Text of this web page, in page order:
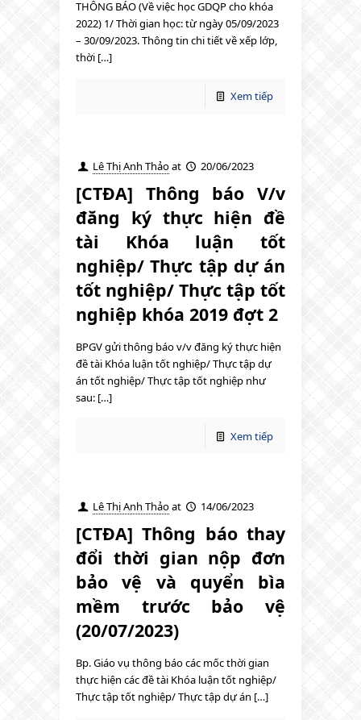
THÔNG BÁO (Về việc học GDQP cho khóa
2022) 1/ Thời gian học: từ ngày 05/09/2023
– 30/09/2023. Thông tin chi tiết về xếp lớp,
thời […]
Xem tiếp
Lê Thị Anh Thảoat 20/06/2023
[CTĐA] Thông báo V/v
đăng ký thực hiện đề
tài Khóa luận tốt
nghiệp/ Thực tập dự án
tốt nghiệp/ Thực tập tốt
nghiệp khóa 2019 đợt 2
BPGV gửi thông báo v/v đăng ký thực hiện
đề tài Khóa luận tốt nghiệp/ Thực tập dự
án tốt nghiệp/ Thực tập tốt nghiệp như
sau: […]
Xem tiếp
Lê Thị Anh Thảoat 14/06/2023
[CTĐA] Thông báo thay
đổi thời gian nộp đơn
bảo vệ và quyển bìa
mềm trước bảo vệ
(20/07/2023)
Bp. Giáo vụ thông báo các mốc thời gian
thực hiện các đề tài Khóa luận tốt nghiệp/
Thực tập tốt nghiệp/ Thực tập dự án […]